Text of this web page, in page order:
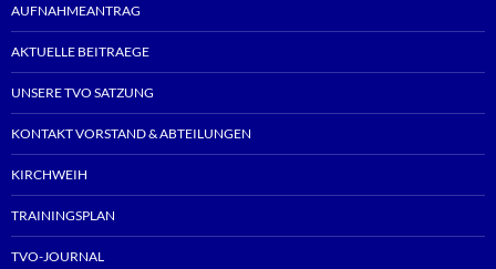
AUFNAHMEANTRAG
AKTUELLE BEITRAEGE
UNSERE TVO SATZUNG
KONTAKT VORSTAND & ABTEILUNGEN
KIRCHWEIH
TRAININGSPLAN
TVO-JOURNAL